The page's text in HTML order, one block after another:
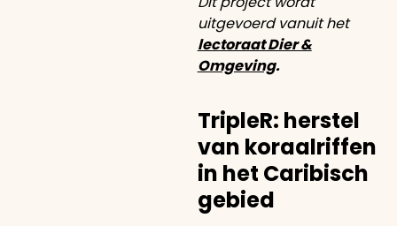
uitgevoerd vanuit het
lectoraat Dier &
Omgeving.
TripleR: herstel
van koraalriffen
in het Caribisch
gebied